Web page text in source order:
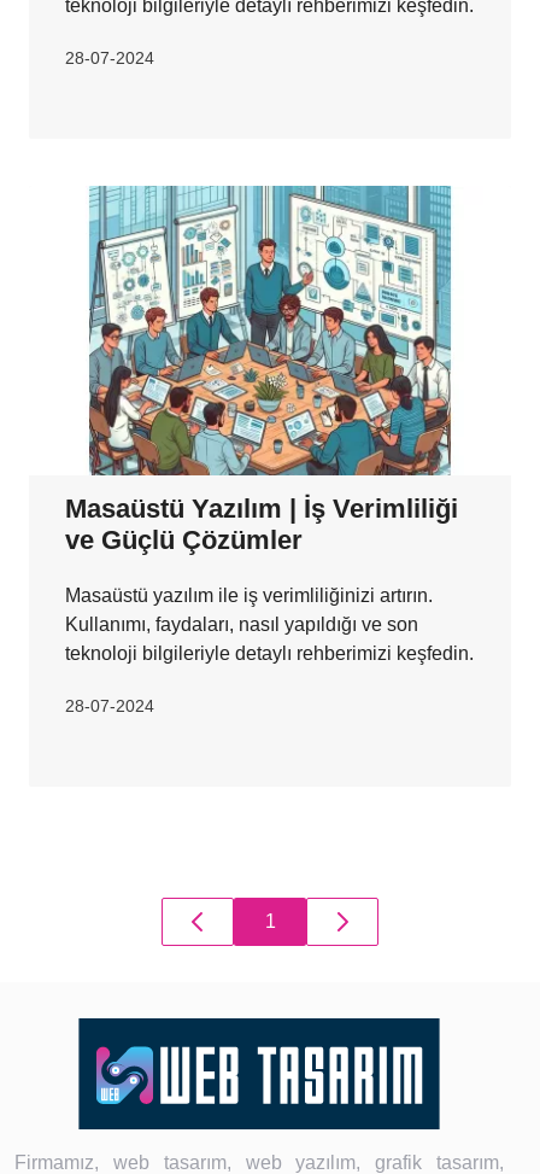
teknoloji bilgileriyle detaylı rehberimizi keşfedin.
28-07-2024
Masaüstü Yazılım | İş Verimliliği
ve Güçlü Çözümler
Masaüstü yazılım ile iş verimliliğinizi artırın.
Kullanımı, faydaları, nasıl yapıldığı ve son
teknoloji bilgileriyle detaylı rehberimizi keşfedin.
28-07-2024
1
Firmamız, web tasarım, web yazılım, grafik tasarım,